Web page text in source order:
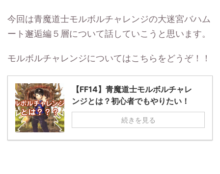
今回は青魔道士モルボルチャレンジの大迷宮バハム
ート邂逅編５層について話していこうと思います。
モルボルチャレンジについてはこちらをどうぞ！！
【FF14】青魔道士モルボルチャレ
ンジとは？初心者でもやりたい！
続きを見る